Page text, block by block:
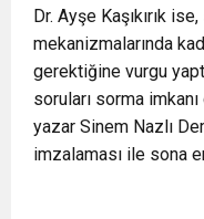
Dr. Ayşe Kaşıkırık
mekanizmalarında
gerektiğine vurgu
soruları sorma
yazar Sinem Nazlı
imzalaması ile sona